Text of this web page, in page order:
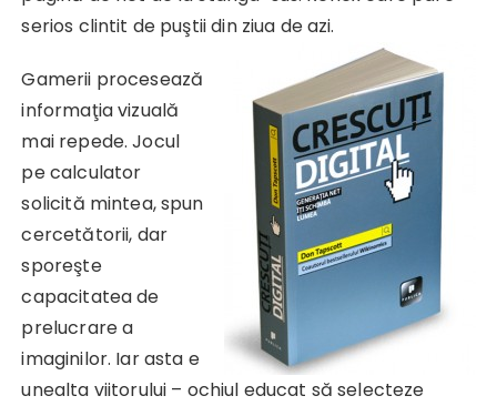
serios clintit de puştii din ziua de azi.
Gamerii procesează
informaţia vizuală
mai repede. Jocul
pe calculator
solicită mintea, spun
cercetătorii, dar
sporeşte
capacitatea de
prelucrare a
imaginilor. Iar asta e
unealta viitorului – ochiul educat să selecteze